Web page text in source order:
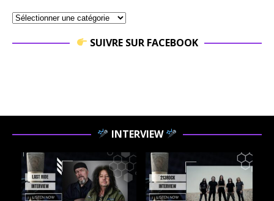
SUIVRE SUR FACEBOOK
INTERVIEW